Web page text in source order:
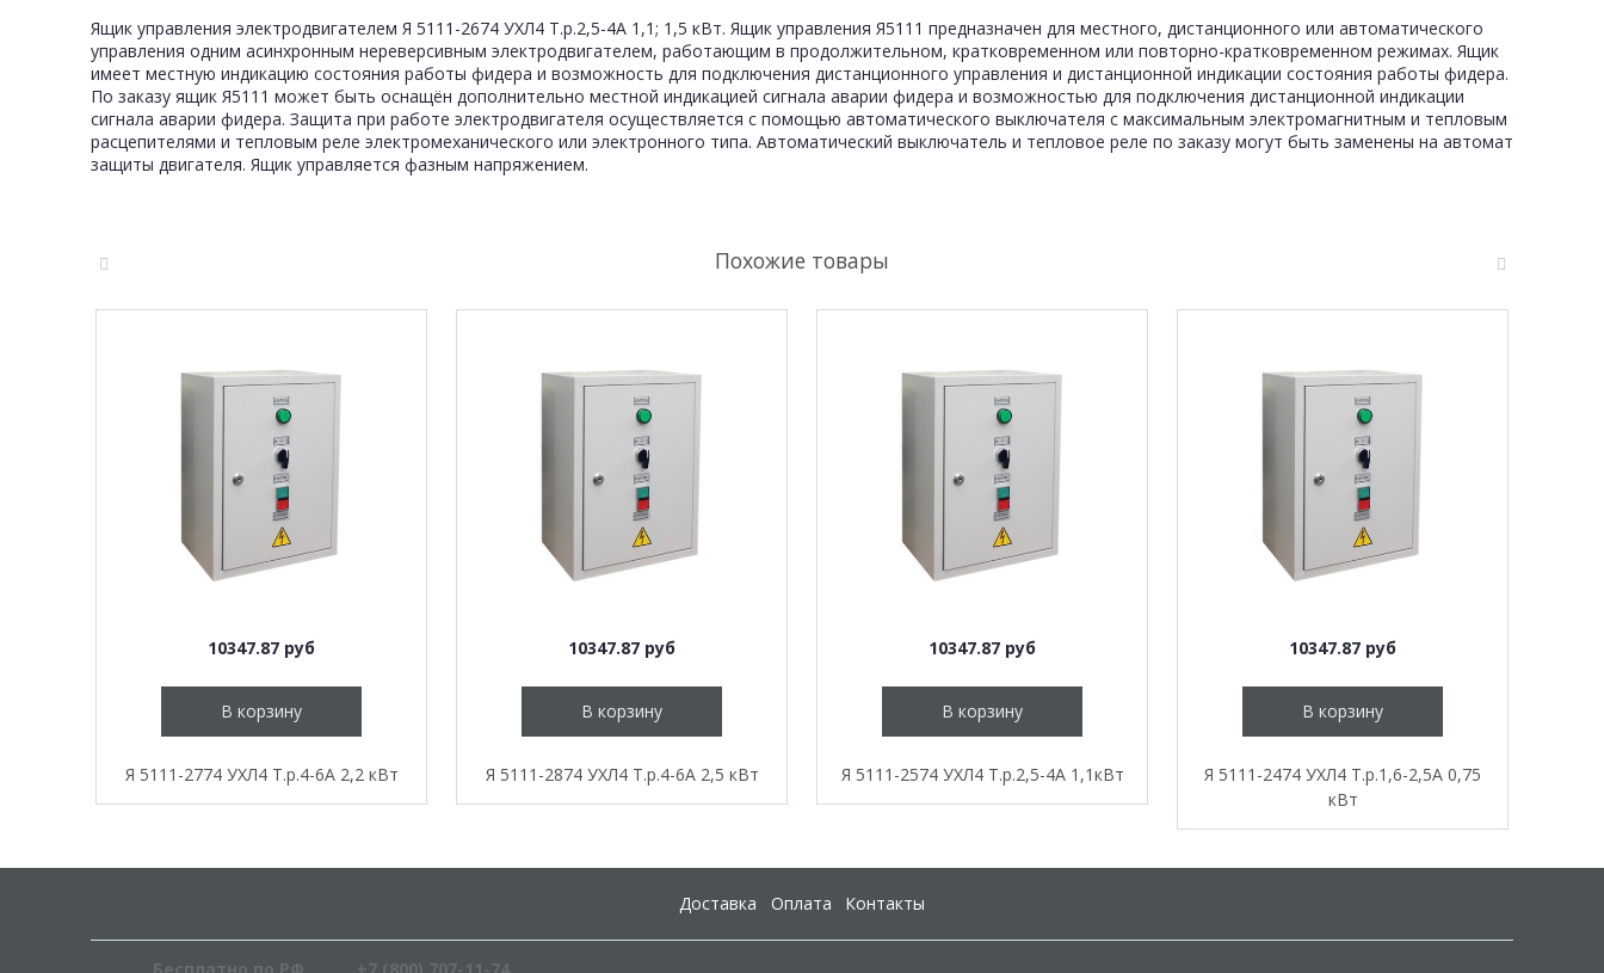
Ящик управления электродвигателем Я 5111-2674 УХЛ4 Т.р.2,5-4А 1,1; 1,5 кВт. Ящик управления Я5111 предназначен для местного, дистанционного или автоматического
управления одним асинхронным нереверсивным электродвигателем, работающим в продолжительном, кратковременном или повторно-кратковременном режимах. Ящик
имеет местную индикацию состояния работы фидера и возможность для подключения дистанционного управления и дистанционной индикации состояния работы фидера.
По заказу ящик Я5111 может быть оснащён дополнительно местной индикацией сигнала аварии фидера и возможностью для подключения дистанционной индикации
сигнала аварии фидера. Защита при работе электродвигателя осуществляется с помощью автоматического выключателя с максимальным электромагнитным и тепловым
расцепителями и тепловым реле электромеханического или электронного типа. Автоматический выключатель и тепловое реле по заказу могут быть заменены на автомат
защиты двигателя. Ящик управляется фазным напряжением.
Похожие товары
10347.87 руб
В корзину
Я 5111-2774 УХЛ4 Т.р.4-6А 2,2 кВт
10347.87 руб
В корзину
Я 5111-2874 УХЛ4 Т.р.4-6А 2,5 кВт
10347.87 руб
В корзину
Я 5111-2574 УХЛ4 Т.р.2,5-4А 1,1кВт
10347.87 руб
В корзину
Я 5111-2474 УХЛ4 Т.р.1,6-2,5А 0,75
кВт
Доставка Оплата Контакты